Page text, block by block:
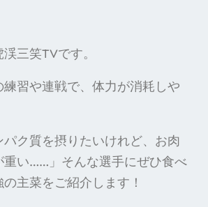
三笑TVです。
練習や連戦で、体力が消耗しや
パク質を摂りたいけれど、お肉
重い……」そんな選手にぜひ食べ
主菜をご紹介します！